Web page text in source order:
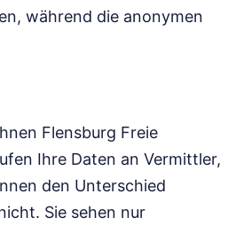
während die anonymen
Flensburg Freie
Ihre Daten an Vermittler,
den Unterschied
Sie sehen nur